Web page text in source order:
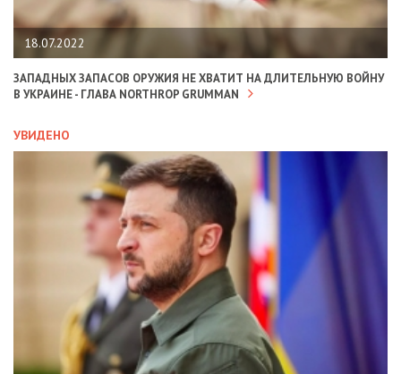
18.07.2022
ЗАПАДНЫХ ЗАПАСОВ ОРУЖИЯ НЕ ХВАТИТ НА ДЛИТЕЛЬНУЮ ВОЙНУ
В УКРАИНЕ - ГЛАВА NORTHROP GRUMMAN
УВИДЕНО